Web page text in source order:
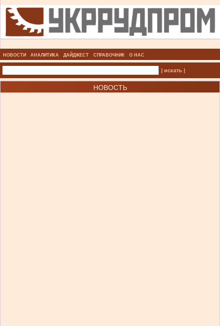
НОВОСТИ АНАЛИТИКА ДАЙДЖЕСТ СПРАВОЧНИК О НАС
| искать |
НОВОСТЬ